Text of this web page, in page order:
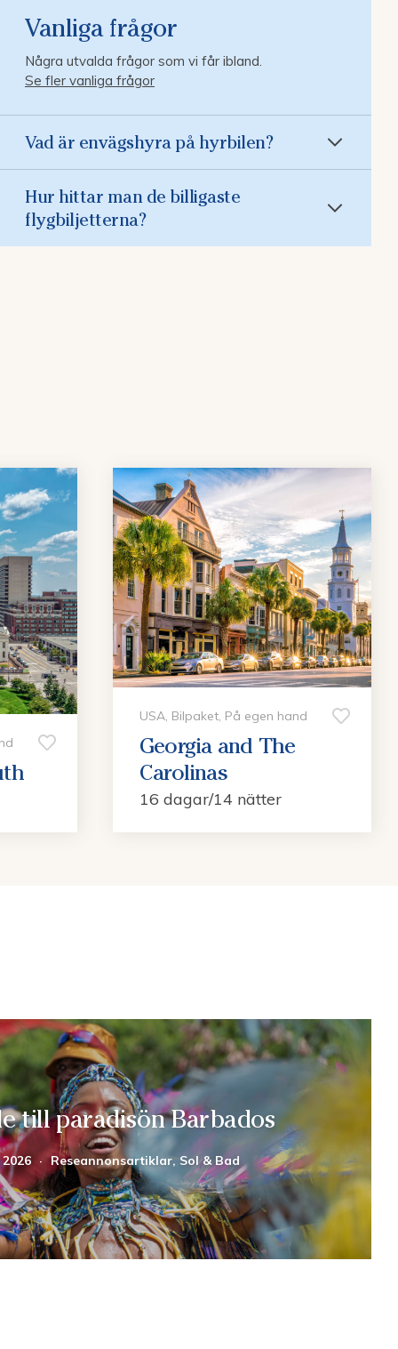
Vanliga frågor
Några utvalda frågor som vi får ibland.
Se fler vanliga frågor
Vad är envägshyra på hyrbilen?
Hur hittar man de billigaste
flygbiljetterna?
USA, Bilpaket, På egen hand
Georgia and The
Carolinas
16 dagar/14 nätter
till paradisön Barbados
· Reseannonsartiklar, Sol & Bad